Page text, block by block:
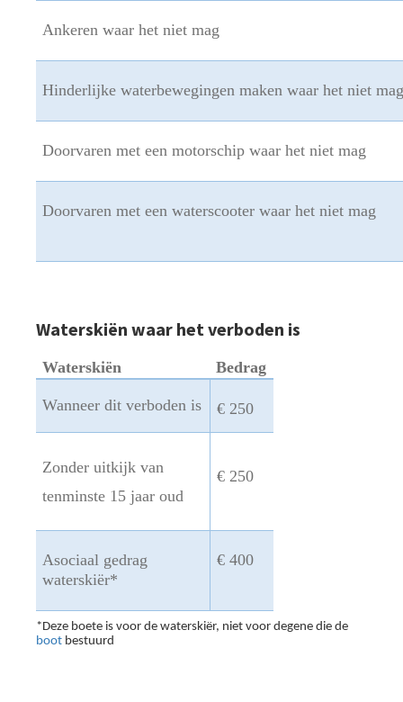
Ankeren waar het niet mag
Hinderlijke waterbewegingen maken waar het niet
Doorvaren met een motorschip waar het niet mag
Doorvaren met een waterscooter waar het niet mag
Waterskiën waar het verboden is
Waterskiën Bedrag
Wanneer dit verboden is € 250
Zonder uitkijk van
tenminste 15 jaar oud
€ 250
Asociaal gedrag
waterskiër*
€ 400
*Deze boete is voor de waterskiër, niet voor degene die de
boot bestuurd